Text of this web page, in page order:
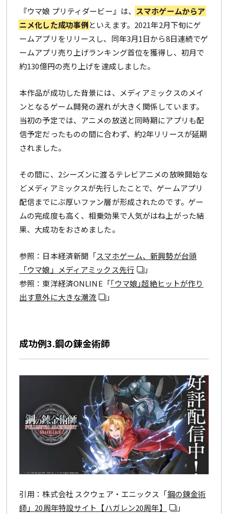
『ウマ娘 プリティダービー』は、 スマホゲームからア
ニメ化した成功事例といえます。2021年2月下旬にゲ
ームアプリをリリースし、同年3月1日から8日連続でゲ
ームアプリ売り上げランキング首位を獲得し、初月で
約130億円の売り上げを達成しました。
本作品が成功した背景には、メディアミックスのメイ
ンとなるゲーム開発の遅れが大きく関係しています。
当初の予定では、アニメの放送と同時期にアプリも配
信予定だったものの間に合わず、約2年リリースが延期
されました。
その間に、2シーズンに渡るテレビアニメの放映開始な
どメディアミックスが先行したことで、ゲームアプリ
配信までにぶ厚いファン層が形成されたのです。ゲー
ムの完成度も高く、相乗効果で人気がはね上がった結
果、大成功をおさめました。
参照：日本経済新聞「スマホゲーム、新興勢が台頭
「ウマ娘」メディアミックス先行
」
参照：東洋経済ONLINE「｢ウマ娘｣超絶ヒットが作り
出す意外に大きな潮流
」
成功例3.鋼の錬金術師
引用：株式会社 スクウェア・エニックス「鋼の錬金術
師」20周年特設サイト【ハガレン20周年】
」